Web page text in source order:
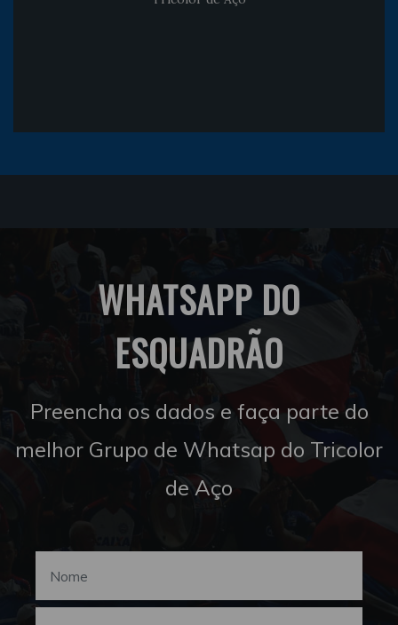
WHATSAPP DO
ESQUADRÃO
Preencha os dados e faça parte do
melhor Grupo de Whatsap do Tricolor
de Aço